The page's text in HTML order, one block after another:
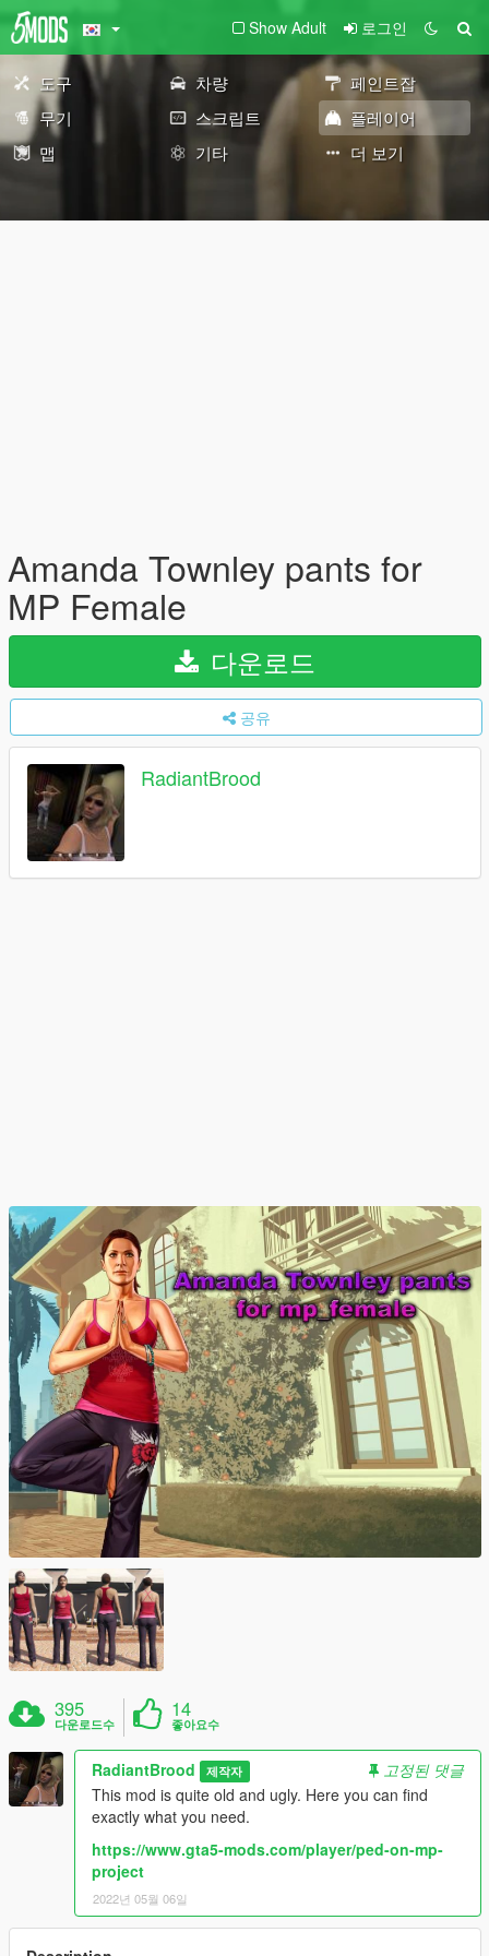
Show Adult 로그인
도구 차량
페인트잡
무기
스크립트
플레이어
맵
기타 더 보기
Amanda Townley pants for
MP Female
다운로드
공유
RadiantBrood
395
다운로드수
14
좋아요수
RadiantBrood 제작자
고정된 댓글
This mod is quite old and ugly. Here you can find
exactly what you need.
https://www.gta5-mods.com/player/ped-on-mp-
project
2022년 05월 06일